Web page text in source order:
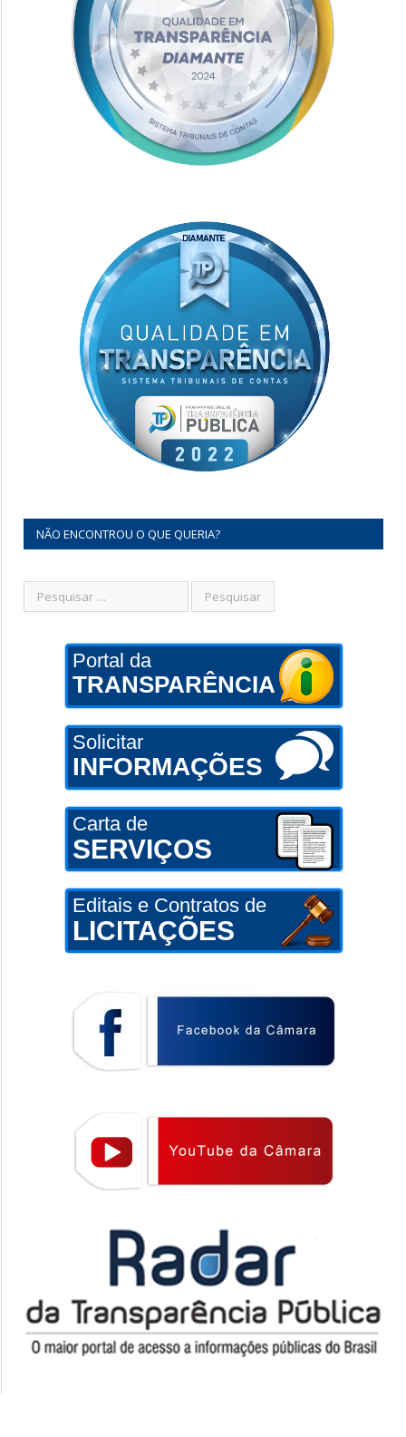
NÃO ENCONTROU O QUE QUERIA?
Portal da
TRANSPARÊNCIA
Solicitar
INFORMAÇÕES
Carta de
SERVIÇOS
Editais e Contratos de
LICITAÇÕES